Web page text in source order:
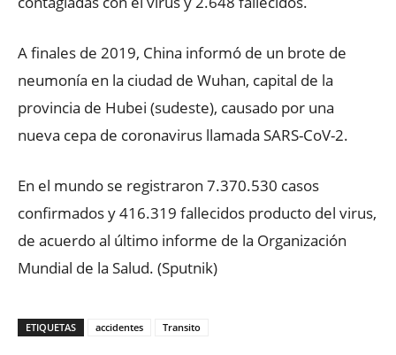
A finales de 2019, China informó de un brote de
neumonía en la ciudad de Wuhan, capital de la
provincia de Hubei (sudeste), causado por una
nueva cepa de coronavirus llamada SARS-CoV-2.
En el mundo se registraron 7.370.530 casos
confirmados y 416.319 fallecidos producto del virus,
de acuerdo al último informe de la Organización
Mundial de la Salud. (Sputnik)
ETIQUETAS accidentes Transito